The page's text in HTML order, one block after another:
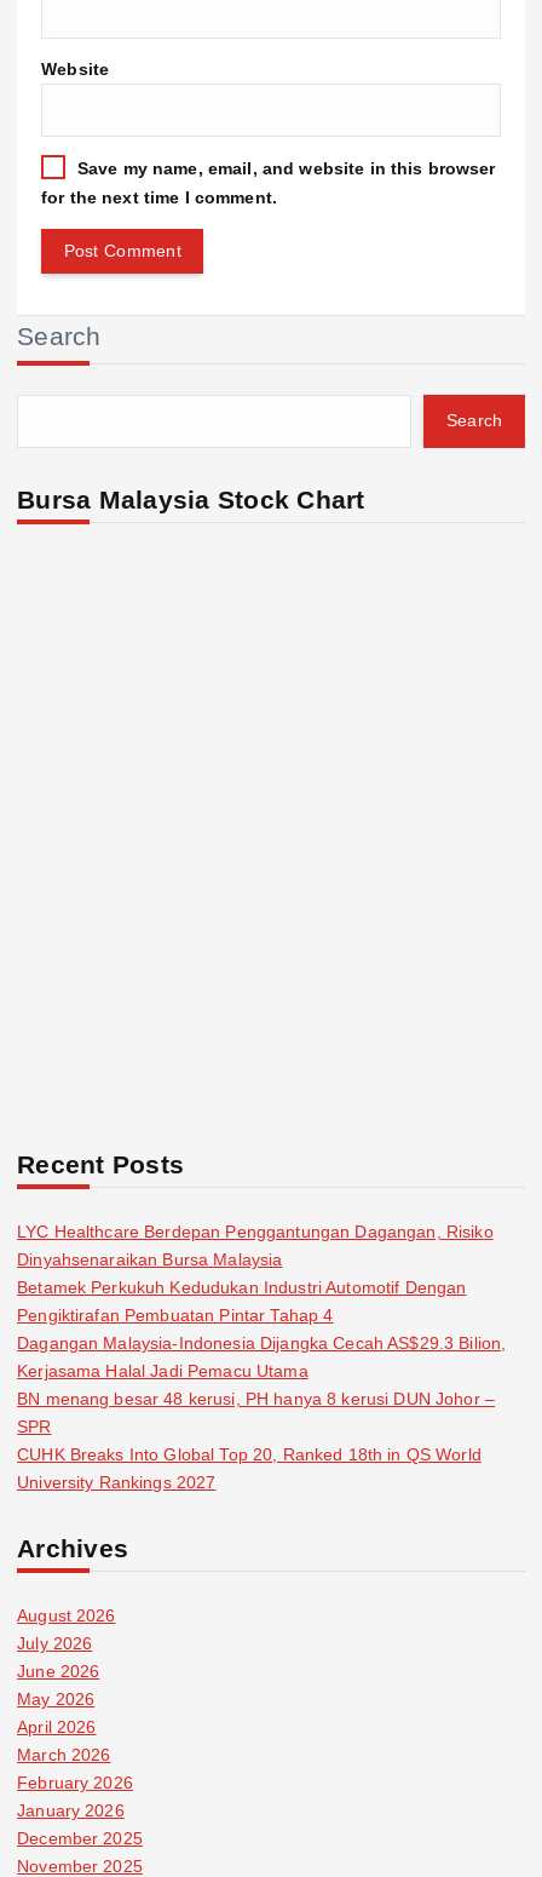
Website
Save my name, email, and website in this browser
for the next time I comment.
Search
Search
Bursa Malaysia Stock Chart
Recent Posts
LYC Healthcare Berdepan Penggantungan Dagangan, Risiko
Dinyahsenaraikan Bursa Malaysia
Betamek Perkukuh Kedudukan Industri Automotif Dengan
Pengiktirafan Pembuatan Pintar Tahap 4
Dagangan Malaysia-Indonesia Dijangka Cecah AS$29.3 Bilion,
Kerjasama Halal Jadi Pemacu Utama
BN menang besar 48 kerusi, PH hanya 8 kerusi DUN Johor –
SPR
CUHK Breaks Into Global Top 20, Ranked 18th in QS World
University Rankings 2027
Archives
August 2026
July 2026
June 2026
May 2026
April 2026
March 2026
February 2026
January 2026
December 2025
November 2025